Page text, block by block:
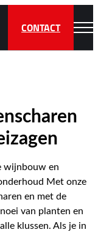
CONTACT
wijnbouw en
Met onze
en met de
van planten en
klussen. Als je in